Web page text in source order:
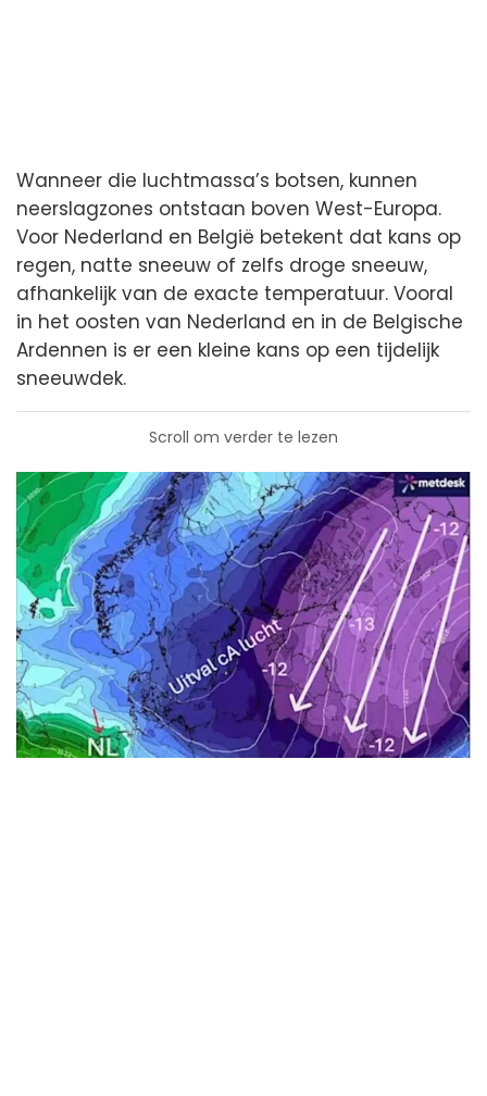
Wanneer die luchtmassa’s botsen, kunnen
neerslagzones ontstaan boven West-Europa.
Voor Nederland en België betekent dat kans op
regen, natte sneeuw of zelfs droge sneeuw,
afhankelijk van de exacte temperatuur. Vooral
in het oosten van Nederland en in de Belgische
Ardennen is er een kleine kans op een tijdelijk
sneeuwdek.
Scroll om verder te lezen